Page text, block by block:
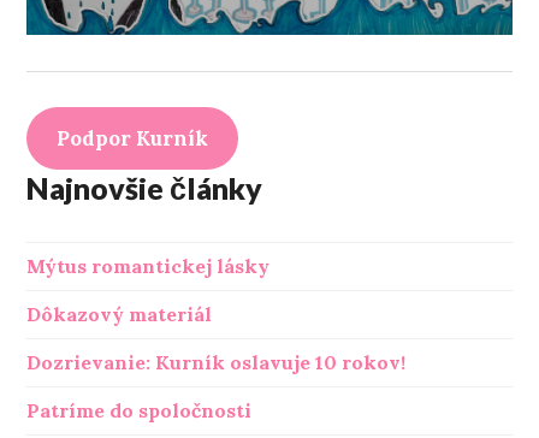
Podpor Kurník
Najnovšie články
Mýtus romantickej lásky
Dôkazový materiál
Dozrievanie: Kurník oslavuje 10 rokov!
Patríme do spoločnosti